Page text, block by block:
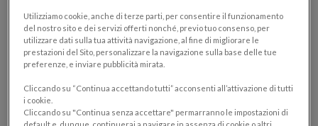
Utilizziamo cookie, anche di terze parti, per consentire il funzionamento
del nostro sito e dei servizi offerti nonché, previo tuo consenso, per
utilizzare dati sulla tua attività navigazione, al fine di migliorare le
prestazioni del Sito, personalizzare la navigazione sulla base delle tue
preferenze, e inviare pubblicità mirata.
Cliccando su “Continua accettando tutti” acconsenti all’attivazione di tutti
i cookie.
Cliccando su "Continua senza accettare" permarranno le impostazioni di